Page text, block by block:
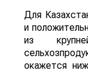
Для
и
из
окажется